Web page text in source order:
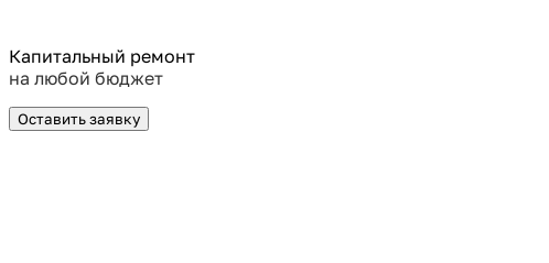
Капитальный ремонт
на любой бюджет
Оставить заявку